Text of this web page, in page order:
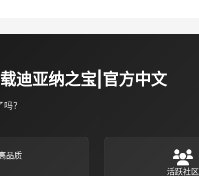
迪亚纳之宝|官方中文
？
品质
活跃社区